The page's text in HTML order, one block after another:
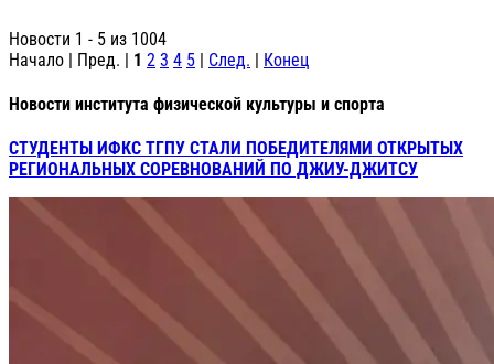
Новости 1 - 5 из 1004
Начало | Пред. | 1 2 3 4 5 | След. | Конец
Новости института физической культуры и спорта
СТУДЕНТЫ ИФКС ТГПУ СТАЛИ ПОБЕДИТЕЛЯМИ ОТКРЫТЫХ
РЕГИОНАЛЬНЫХ СОРЕВНОВАНИЙ ПО ДЖИУ-ДЖИТСУ